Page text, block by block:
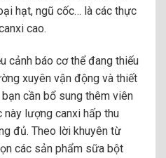
hạt, ngũ cốc… là các thực
cao.
cảnh báo cơ thể đang thiếu
xuyên vận động và thiết
cần bổ sung thêm viên
lượng canxi hấp thu
đủ. Theo lời khuyên từ
các sản phẩm sữa bột